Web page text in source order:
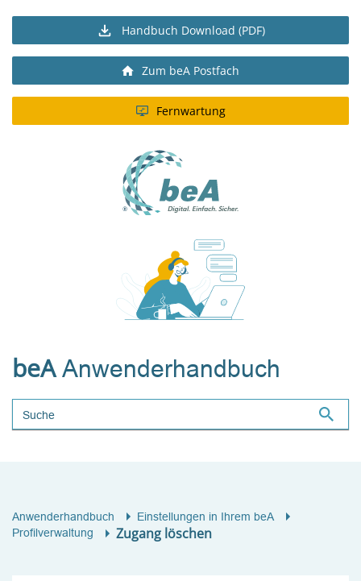
Handbuch Download (PDF)
Zum beA Postfach
Fernwartung
beAAnwenderhandbuch
Suchbegriff
Anwenderhandbuch
Einstellungen in Ihrem beA
Profilverwaltung
Zugang löschen